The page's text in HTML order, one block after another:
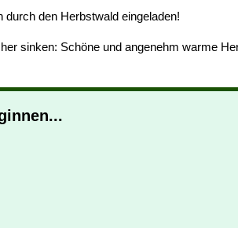
durch den Herbstwald eingeladen!
sinken: Schöne und angenehm warme